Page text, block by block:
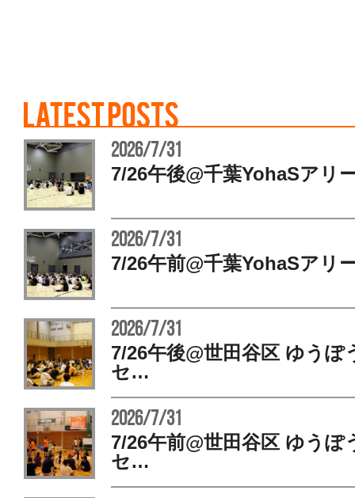
2026/7/31
7/26午後@千葉YohaSア
2026/7/31
7/26午前@千葉YohaSア
2026/7/31
7/26午後@世田谷区 ゆうぽ
セ…
2026/7/31
7/26午前@世田谷区 ゆうぽ
セ…